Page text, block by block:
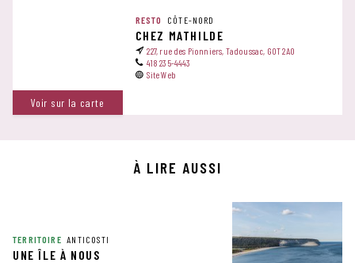
Voir sur la carte
RESTO CÔTE-NORD
CHEZ MATHILDE
227, rue des Pionniers, Tadoussac, G0T 2A0
418 235-4443
Site Web
À LIRE AUSSI
TERRITOIRE ANTICOSTI
UNE ÎLE À NOUS